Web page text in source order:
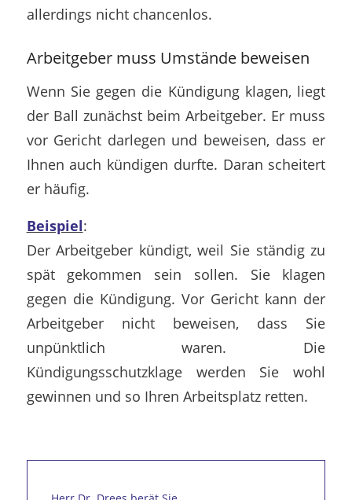
allerdings nicht chancenlos.
Arbeitgeber muss Umstände beweisen
Wenn Sie gegen die Kündigung klagen, liegt
der Ball zunächst beim Arbeitgeber. Er muss
vor Gericht darlegen und beweisen, dass er
Ihnen auch kündigen durfte. Daran scheitert
er häufig.
Beispiel:
Der Arbeitgeber kündigt, weil Sie ständig zu
spät gekommen sein sollen. Sie klagen
gegen die Kündigung. Vor Gericht kann der
Arbeitgeber nicht beweisen, dass Sie
unpünktlich waren. Die
Kündigungsschutzklage werden Sie wohl
gewinnen und so Ihren Arbeitsplatz retten.